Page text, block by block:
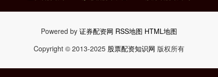
Powered by 证券配资网 RSS地图 HTML地图
Copyright © 2013-2025 股票配资知识网 版权所有